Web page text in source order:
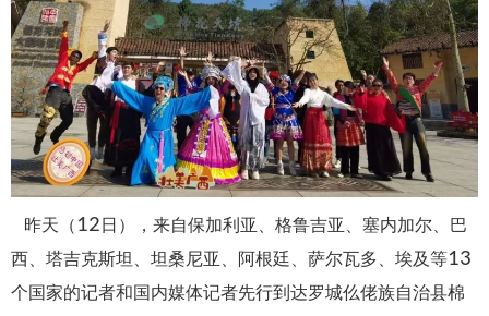
昨天（ 12 日），来自保加利亚、格鲁吉亚、塞内加尔、巴
西、塔吉克斯坦、坦桑尼亚、阿根廷、萨尔瓦多、埃及等13
个国家的记者和国内媒体记者先行到达罗城仫佬族自治县棉